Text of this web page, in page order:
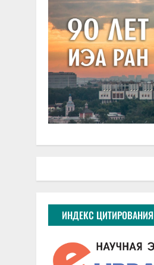
ИНДЕКС ЦИТИРОВАНИЯ